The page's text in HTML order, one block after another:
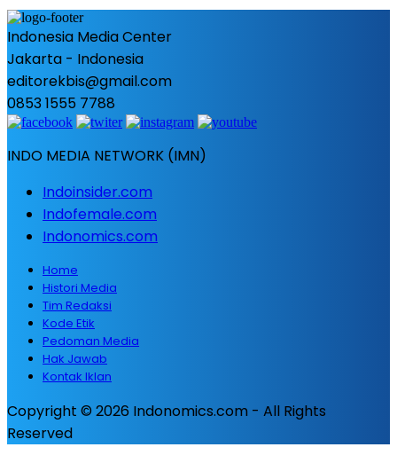
Indonesia Media Center
Jakarta - Indonesia
editorekbis@gmail.com
0853 1555 7788
INDO MEDIA NETWORK (IMN)
Indoinsider.com
Indofemale.com
Indonomics.com
Home
Histori Media
Tim Redaksi
Kode Etik
Pedoman Media
Hak Jawab
Kontak Iklan
Copyright © 2026 Indonomics.com - All Rights
Reserved